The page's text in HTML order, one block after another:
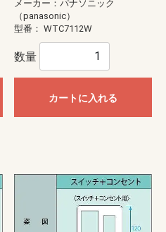
メーカー：パナソニック
（panasonic）
型番： WTC7112W
数量
カートに入れる